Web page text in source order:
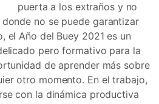
puerta a los extraños y no
no se puede garantizar
el Año del Buey 2021 es un
pero formativo para la
de aprender más sobre
otro momento. En el trabajo,
con la dinámica productiva